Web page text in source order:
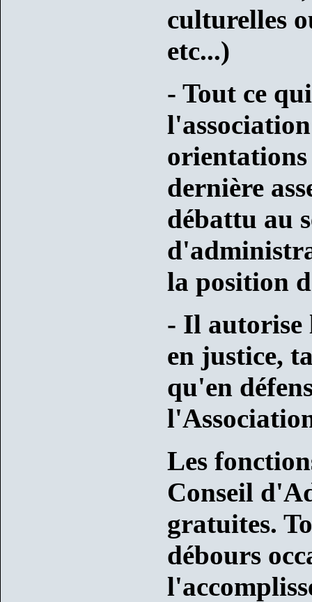
culturelles
etc...)
- Tout ce
dernière
débattu au
la position
- Il autorise
en justice,
qu'en
Les
Conseil
gratuites.
débours